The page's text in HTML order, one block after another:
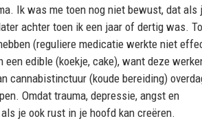
Ik was me toen nog niet bewust, dat als
achter toen ik een jaar of dertig was.
(reguliere medicatie werkte niet
edible (koekje, cake), want deze
cannabistinctuur (koude bereiding)
Omdat trauma, depressie, angst en
je ook rust in je hoofd kan creëren.